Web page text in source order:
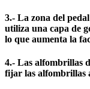
3.- La zona del
utiliza una capa de
lo que aumenta la
4.- Las alfombrillas
fijar las alfombrillas